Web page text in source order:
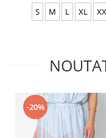
S M L XL
-20%